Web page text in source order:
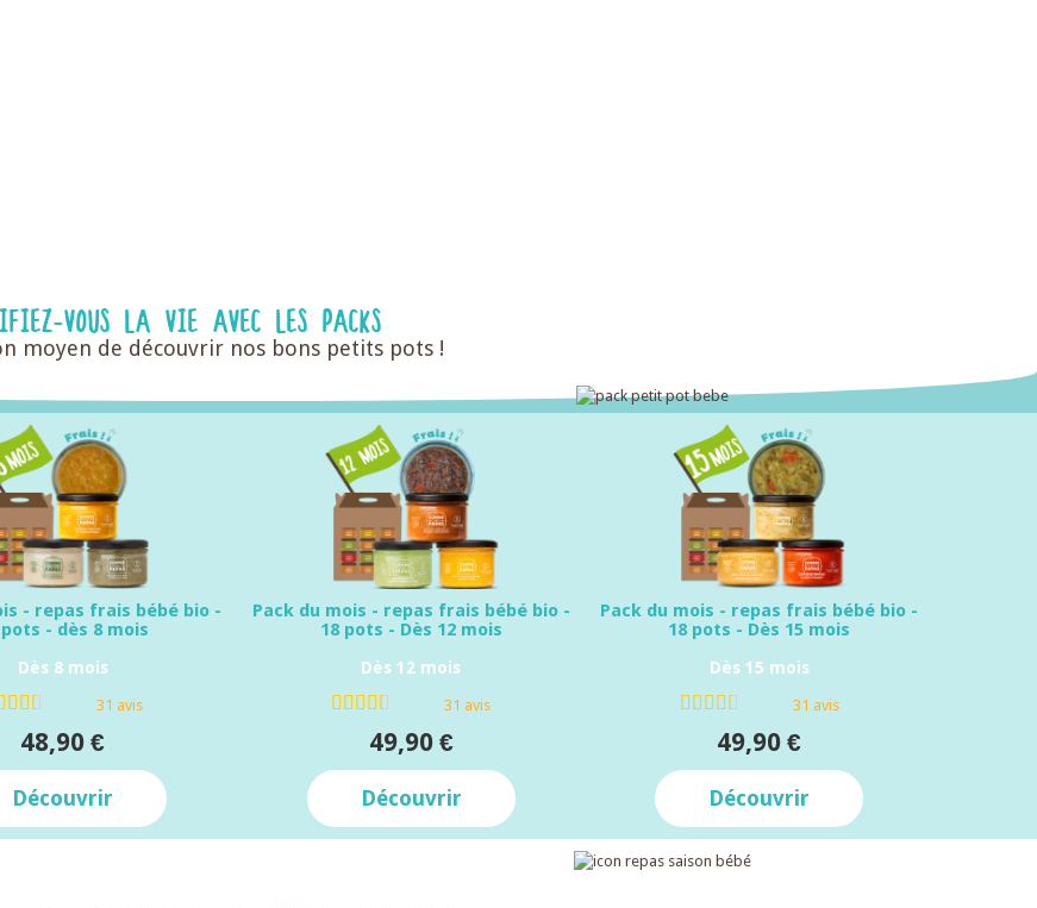
VOUS LA VIE AVEC LES PACKS
moyen de découvrir nos bons petits pots !
- repas frais bébé bio -
pots - dès 8 mois
Dès 8 mois
31 avis
48,90 €
Découvrir
Pack du mois - repas frais bébé bio -
18 pots - Dès 12 mois
Dès 12 mois
31 avis
49,90 €
Découvrir
Pack du mois - repas frais bébé bio -
18 pots - Dès 15 mois
Dès 15 mois
31 avis
49,90 €
Découvrir